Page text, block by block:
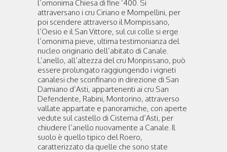
l’omonima Chiesa di fine ’400. Si
attraversano i cru Ciriano e Mompellini, per
poi scendere attraverso il Mompissano,
l’Oesio e il San Vittore, sul cui colle si erge
l’omonima pieve, ultima testimonianza del
nucleo originario dell’abitato di Canale.
L’anello, all’altezza del cru Monpissano, può
essere prolungato raggiungendo i vigneti
canalesi che sconfinano in direzione di San
Damiano d’Asti, appartenenti ai cru San
Defendente, Rabini, Montorino, attraverso
vallate appartate e panoramiche, con aperte
vedute sul castello di Cisterna d’Asti, per
chiudere l’anello nuovamente a Canale. Il
suolo è quello tipico del Roero,
caratterizzato da quelle che sono state